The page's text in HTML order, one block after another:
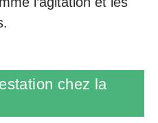
chez la